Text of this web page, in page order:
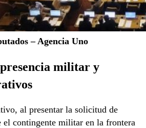
– Agencia Uno
militar y
al presentar la solicitud de
el contingente militar en la frontera